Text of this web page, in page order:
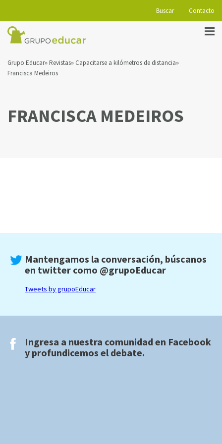
Buscar Contacto
Grupo Educar Revistas Capacitarse a kilómetros de distancia
Francisca Medeiros
FRANCISCA MEDEIROS
Mantengamos la conversación, búscanos
en twitter como @grupoEducar
Tweets by grupoEducar
Ingresa a nuestra comunidad en Facebook
y profundicemos el debate.